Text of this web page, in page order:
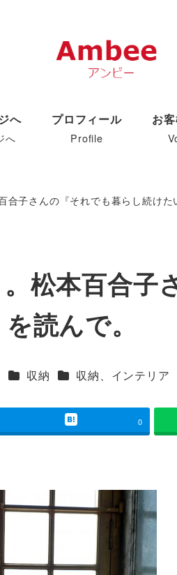
へ
へ
プロフィール
Profile
お
子さんの『それでも暮らし続けた
松本百合子
読んで。
カテゴリー
収納 カテゴリー
収納、インテリア
0